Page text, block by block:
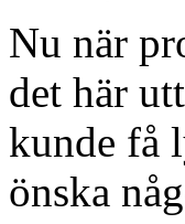
Nu när
det här
kunde få
önska